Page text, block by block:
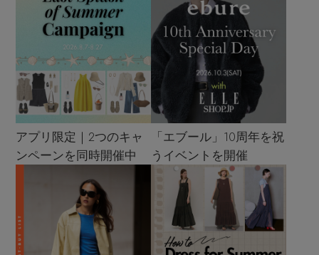
アプリ限定｜2つのキャ
ンペーンを同時開催中
「エブール」10周年を祝
うイベントを開催